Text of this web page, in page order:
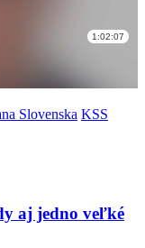
Slovenska KSS
aj jedno veľké